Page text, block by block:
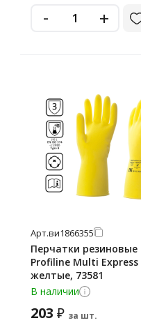
- +
Арт.ви1866355
Перчатки резиновые
Profiline Multi Express
желтые, 73581
В наличии
203 ₽ за шт.